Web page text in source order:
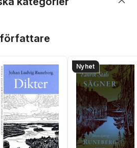
författare
Nyhet